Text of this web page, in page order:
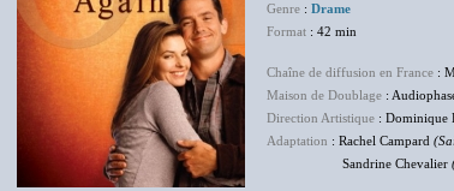
Genre : Drame
Format : 42 min
Chaîne de diffusion en France :
Maison de Doublage :
Direction Artistique : Dominique
Adaptation : Rachel Campard
Sandrine Chevalier